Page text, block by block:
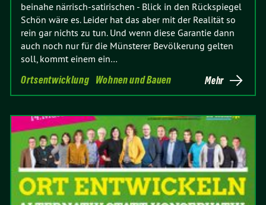
beinahe närrisch-satirischen - Blick in den Rückspiegel
Schön wäre es. Leider hat das aber mit der Realität so
rein gar nichts zu tun. Und wenn diese Garantie dann
auch noch nur für die Münsterer Bevölkerung gelten
soll, kommt einem ein…
Ortsentwicklung Wohnen und Bauen Mehr